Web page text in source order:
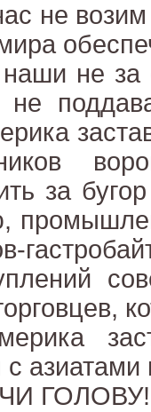
не
наши не
не
за
азиатами